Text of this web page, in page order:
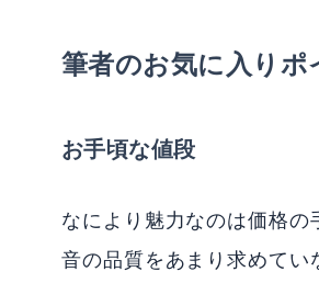
筆者のお気に入りポ
お手頃な値段
なにより魅力なのは価格の
音の品質をあまり求めて